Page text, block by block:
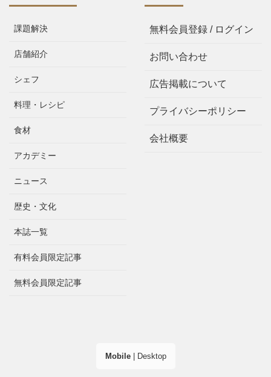
課題解決
店舗紹介
シェフ
料理・レシピ
食材
アカデミー
ニュース
歴史・文化
本誌一覧
有料会員限定記事
無料会員限定記事
無料会員登録 / ログイン
お問い合わせ
広告掲載について
プライバシーポリシー
会社概要
Mobile| Desktop